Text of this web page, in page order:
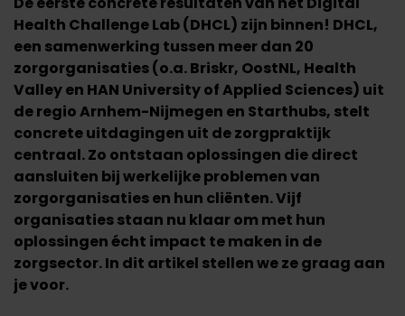
Health Challenge Lab (DHCL) zijn binnen! DHCL,
een samenwerking tussen meer dan 20
zorgorganisaties (o.a. Briskr, OostNL, Health
Valley en HAN University of Applied Sciences) uit
de regio Arnhem-Nijmegen en Starthubs, stelt
concrete uitdagingen uit de zorgpraktijk
centraal. Zo ontstaan oplossingen die direct
aansluiten bij werkelijke problemen van
zorgorganisaties en hun cliënten. Vijf
organisaties staan nu klaar om met hun
oplossingen écht impact te maken in de
zorgsector. In dit artikel stellen we ze graag aan
je voor.